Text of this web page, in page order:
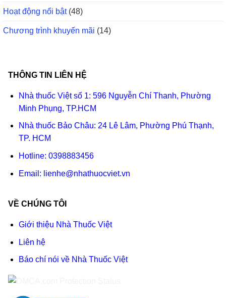
Hoạt động nổi bật(48)
Chương trình khuyến mãi (14)
THÔNG TIN LIÊN HỆ
Nhà thuốc Việt số 1: 596 Nguyễn Chí Thanh, Phường
Minh Phụng, TP.HCM
Nhà thuốc Bảo Châu: 24 Lê Lâm, Phường Phú Thạnh,
TP. HCM
Hotline: 0398883456
Email: lienhe@nhathuocviet.vn
VỀ CHÚNG TÔI
Giới thiệu Nhà Thuốc Việt
Liên hệ
Báo chí nói về Nhà Thuốc Việt